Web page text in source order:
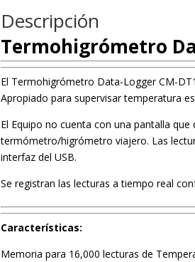
Descripción
Termohigrómetro
El Termohigrómetro Data-Logger CM-
Apropiado para supervisar temperatura
El Equipo no cuenta con una pantalla
termómetro/higrómetro viajero. Las
interfaz del USB.
Se registran las lecturas a tiempo real
Características:
Memoria para 16,000 lecturas de